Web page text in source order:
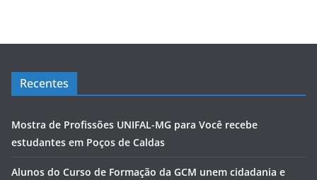
Recentes
Mostra de Profissões UNIFAL-MG para Você recebe
estudantes em Poços de Caldas
Alunos do Curso de Formação da GCM unem cidadania e